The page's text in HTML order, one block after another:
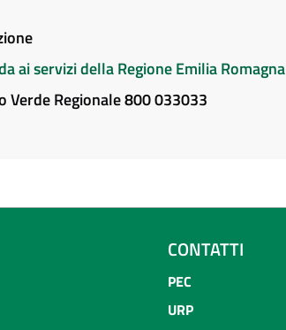
ai servizi della Regione Emilia Romagna
Verde Regionale 800 033033
CONTATTI
PEC
URP